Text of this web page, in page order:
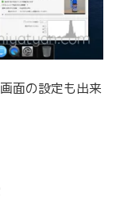
面の設定も出来